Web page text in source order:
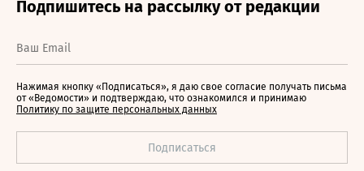
Нажимая кнопку «Подписаться», я даю свое согласие получать письма
от «Ведомости» и подтверждаю, что ознакомился и принимаю
Политику по защите персональных данных